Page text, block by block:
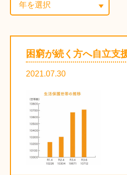
困窮が続く方へ自立支
2021.07.30